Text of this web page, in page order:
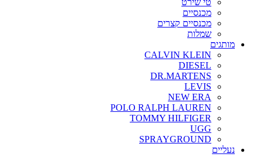
טי שירט
מכנסיים
מכנסיים קצרים
שמלות
מותגים
CALVIN KLEIN
DIESEL
DR.MARTENS
LEVIS
NEW ERA
POLO RALPH LAUREN
TOMMY HILFIGER
UGG
SPRAYGROUND
נעליים